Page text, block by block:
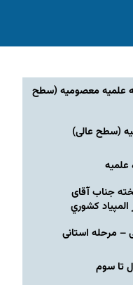
علمیه معصومیه‌ (سطح
(سطح عالی)
جناب آقای
كشوري
– مرحله استانی
تا سوم